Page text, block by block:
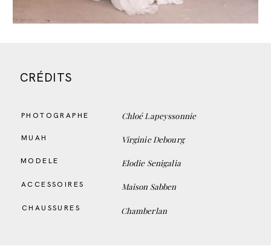
PHOTOGRAPHE
MUAH
MODELE
ACCESSOIRES
CHAUSSURES
CRÉDITS
Virginie Debourg
Elodie Senigalia
Maison Sabben
Chamberlan
Chloé Lapeyssonnie